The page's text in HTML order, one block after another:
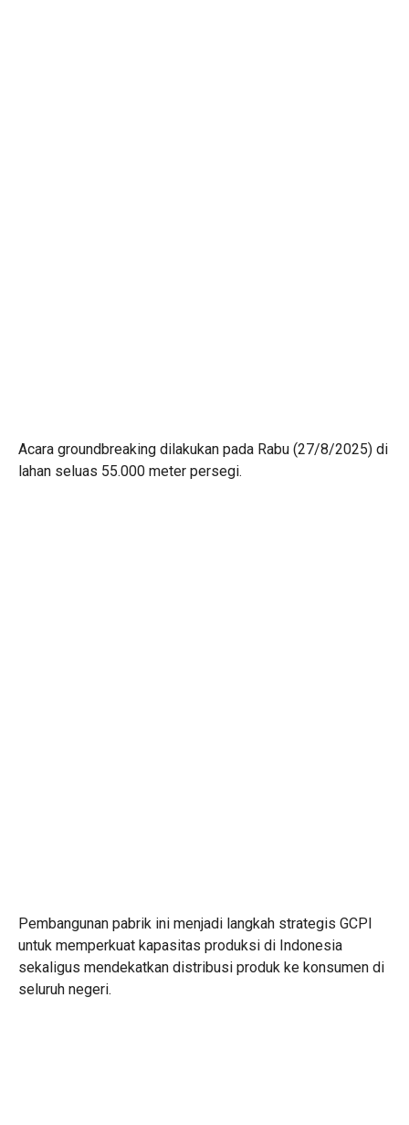
Acara groundbreaking dilakukan pada Rabu (27/8/2025) di
lahan seluas 55.000 meter persegi.
Pembangunan pabrik ini menjadi langkah strategis GCPI
untuk memperkuat kapasitas produksi di Indonesia
sekaligus mendekatkan distribusi produk ke konsumen di
seluruh negeri.